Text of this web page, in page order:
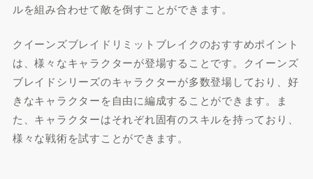
ルを組み合わせて敵を倒すことができます。
クイーンズブレイドリミットブレイクのおすすめポイント
は、様々なキャラクターが登場することです。クイーンズ
ブレイドシリーズのキャラクターが多数登場しており、好
きなキャラクターを自由に編成することができます。ま
た、キャラクターはそれぞれ固有のスキルを持っており、
様々な戦術を試すことができます。